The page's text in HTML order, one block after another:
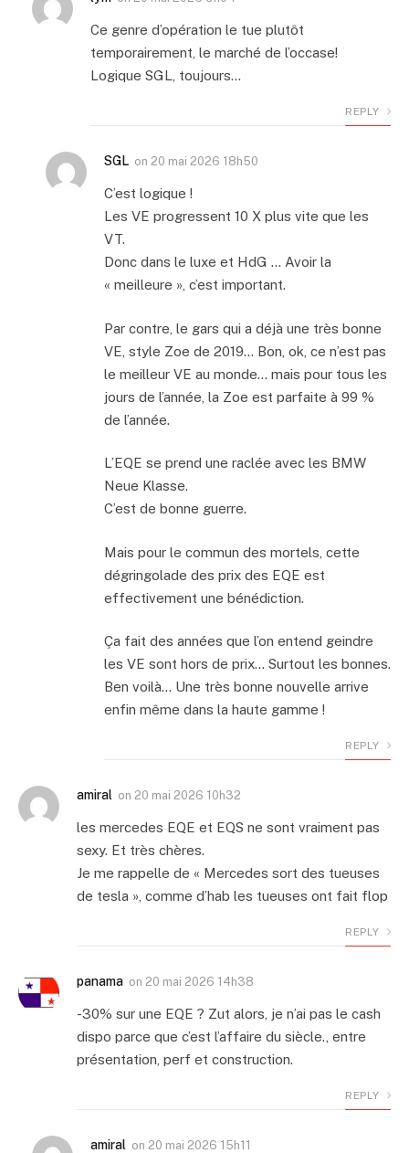
Ce genre d’opération le tue plutôt
temporairement, le marché de l’occase!
Logique SGL, toujours…
REPLY
SGL on 20 mai 2026 18h50
C’est logique !
Les VE progressent 10 X plus vite que les
VT.
Donc dans le luxe et HdG … Avoir la
« meilleure », c’est important.
Par contre, le gars qui a déjà une très bonne
VE, style Zoe de 2019… Bon, ok, ce n’est pas
le meilleur VE au monde… mais pour tous les
jours de l’année, la Zoe est parfaite à 99 %
de l’année.
L’EQE se prend une raclée avec les BMW
Neue Klasse.
C’est de bonne guerre.
Mais pour le commun des mortels, cette
dégringolade des prix des EQE est
effectivement une bénédiction.
Ça fait des années que l’on entend geindre
les VE sont hors de prix… Surtout les bonnes.
Ben voilà… Une très bonne nouvelle arrive
enfin même dans la haute gamme !
REPLY
amiral on 20 mai 2026 10h32
les mercedes EQE et EQS ne sont vraiment pas
sexy. Et très chères.
Je me rappelle de « Mercedes sort des tueuses
de tesla », comme d’hab les tueuses ont fait flop
REPLY
panama on 20 mai 2026 14h38
-30% sur une EQE ? Zut alors, je n’ai pas le cash
dispo parce que c’est l’affaire du siècle., entre
présentation, perf et construction.
REPLY
amiral on 20 mai 2026 15h11